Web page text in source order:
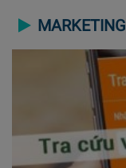
MARKETING